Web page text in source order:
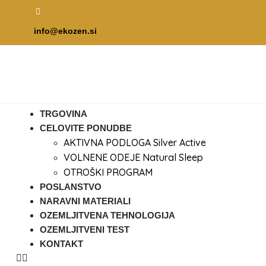
info@ekozen.si
TRGOVINA
CELOVITE PONUDBE
AKTIVNA PODLOGA Silver Active
VOLNENE ODEJE Natural Sleep
OTROŠKI PROGRAM
POSLANSTVO
NARAVNI MATERIALI
OZEMLJITVENA TEHNOLOGIJA
OZEMLJITVENI TEST
KONTAKT